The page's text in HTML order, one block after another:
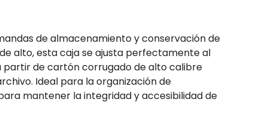
de almacenamiento y conservación de
alto, esta caja se ajusta perfectamente al
partir de cartón corrugado de alto calibre
Ideal para la organización de
mantener la integridad y accesibilidad de